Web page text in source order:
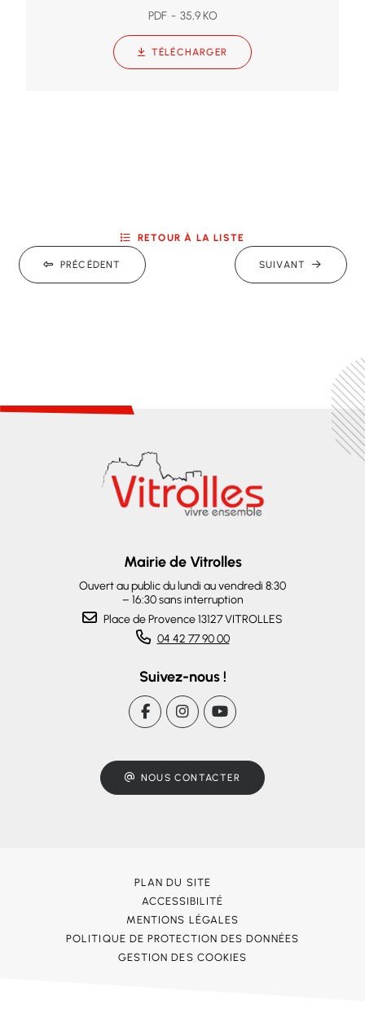
PDF 35,9 KO
TÉLÉCHARGER
PRÉCÉDENT
RETOUR À LA LISTE
SUIVANT
Mairie de Vitrolles
Ouvert au public du lundi au vendredi 8:30
– 16:30 sans interruption
Place de Provence 13127 VITROLLES
04 42 77 90 00
Suivez-nous !
NOUS CONTACTER
PLAN DU SITE
ACCESSIBILITÉ
MENTIONS LÉGALES
POLITIQUE DE PROTECTION DES DONNÉES
GESTION DES COOKIES